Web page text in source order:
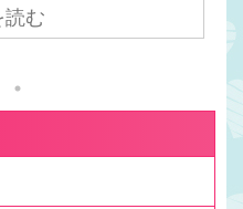
ね。 日本とマレーシア
シアの方が日本より1時
。 ママチキ ママチキは
時間で朝5時半には起き
暗さです。 日本からク
7時間かかるけど時差は
読む